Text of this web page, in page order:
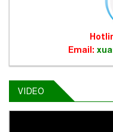
Email:
VIDEO